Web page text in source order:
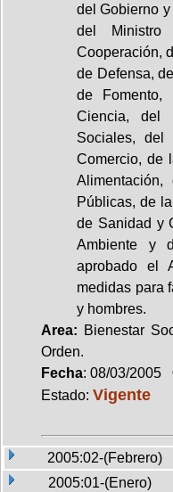
del Gobierno
del
Cooperación,
de Defensa,
de
Ciencia, del
Sociales, del
Comercio, de
Alimentación,
Públicas, de
de Sanidad y
Ambiente y
aprobado el
medidas para
y hombres.
Area: Bienestar
Orden.
Fecha: 08/03/2005
Estado: Vigente
2005:02-(Febrero)
2005:01-(Enero)